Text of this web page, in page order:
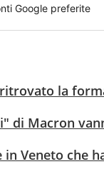
Google preferite
la
di Macron
in Veneto che